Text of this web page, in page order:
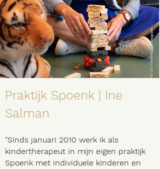
Praktijk Spoenk | Ine
Salman
"Sinds januari 2010 werk ik als
kindertherapeut in mijn eigen praktijk
Spoenk met individuele kinderen en